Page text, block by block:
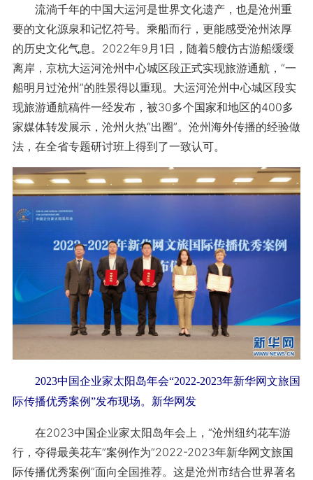
流淌千年的中国大运河是世界文化遗产，也是沧州重
要的文化源泉和记忆符号。乘船而行，更能感受沧州浓厚
的历史文化气息。2022年9月1日，随着5艘仿古游船缓缓
离岸，京杭大运河沧州中心城区段正式实现旅游通航，“一
船明月过沧州”的胜景得以重现。大运河沧州中心城区段实
现旅游通航稿件一经发布，被30多个国家和地区的400多
家媒体转发展示，沧州火热“出圈”。沧州海外传播的经验做
法，在全省专题研讨班上得到了一致认可。
2023中国企业家太阳岛年会“2022-2023年新华网文旅国
际传播优秀案例”发布现场。新华网发
在2023中国企业家太阳岛年会上，“沧州纽约花车游
行，夺得最美花车”案例作为“2022-2023年新华网文旅国
际传播优秀案例”面向全国推荐。这是沧州市结合世界著名